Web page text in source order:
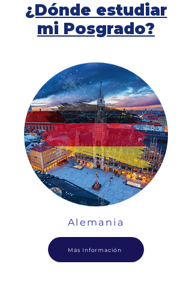
¿Dónde estudiar
mi Posgrado?
Alemania
Más Información